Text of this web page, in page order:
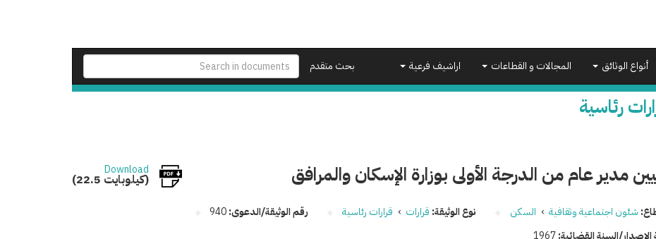
بحث متقدم
أنواع الوثائق المجالات و القطاعات اراشيف فرعية
رئاسية
مدير عام من الدرجة الأولى بوزارة الإسكان والمرافق Download
(22.5 كيلوبايت)
شئون اجتماعية وثقافية › السكن نوع الوثيقة: قرارات › قرارات رئاسية رقم الوثيقة/الدعوى:940
السنة القضائية:1967